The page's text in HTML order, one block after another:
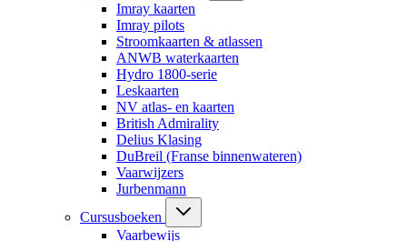
Imray kaarten
Imray pilots
Stroomkaarten & atlassen
ANWB waterkaarten
Hydro 1800-serie
Leskaarten
NV atlas- en kaarten
British Admirality
Delius Klasing
DuBreil (Franse binnenwateren)
Vaarwijzers
Jurbenmann
Cursusboeken
Vaarbewijs